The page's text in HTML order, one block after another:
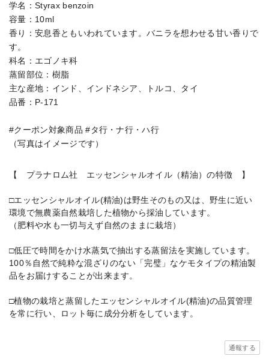
学名：Styrax benzoin
容量：10ml
香り：安息香ともいわれています。バニラを想わせる甘い香りで
す。
科名：エゴノキ科
蒸留部位：樹脂
主な産地：インド、インドネシア、トルコ、タイ
品番：P-171
#クーポン対象商品 #タ行・ナ行・ハ行
（写真はイメージです）
【 プラナロム社 エッセンシャルオイル（精油）の特徴 】
□エッセンシャルオイル(精油)は野生そのもの又は、野生に近い
環境で無農薬自然栽培した植物から採油しています。
（肥料や水も一切与えず自然のままに栽培）
□低圧で時間をかけ水蒸気で抽出する蒸留法を実施しています。
100％自然で純粋な混ざりのない「完璧」なケモタイプの精油製
品をお届けすることが出来ます。
□植物の栽培と蒸留したエッセンシャルオイル(精油)の品質管理
を常に行い、ロット毎に成分分析をしています。
通報する